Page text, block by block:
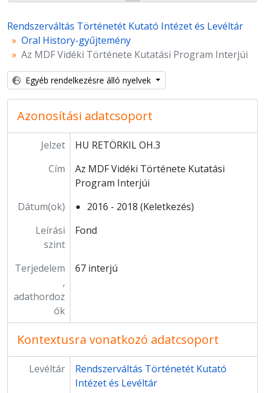
[Fond] 10 - Kárpátaljai interjúk, 2018
[Fond] 11 - RETÖRKI életútinterjúk, 2019
[Fond] 12 - FKGP-kutatás interjúi, 2013 - 2019
Rendszerváltás Történetét Kutató Intézet és Levéltár
Oral History-gyűjtemény
Az MDF Vidéki Története Kutatási Program Interjúi
Egyéb rendelkezésre álló nyelvek
Azonosítási adatcsoport
Jelzet
HU RETÖRKIL OH.3
Cím
Az MDF Vidéki Története Kutatási
Program Interjúi
Dátum(ok)
2016 - 2018 (Keletkezés)
Leírási
szint
Fond
Terjedelem
,
adathordoz
ók
67 interjú
Kontextusra vonatkozó adatcsoport
Levéltár
Rendszerváltás Történetét Kutató
Intézet és Levéltár